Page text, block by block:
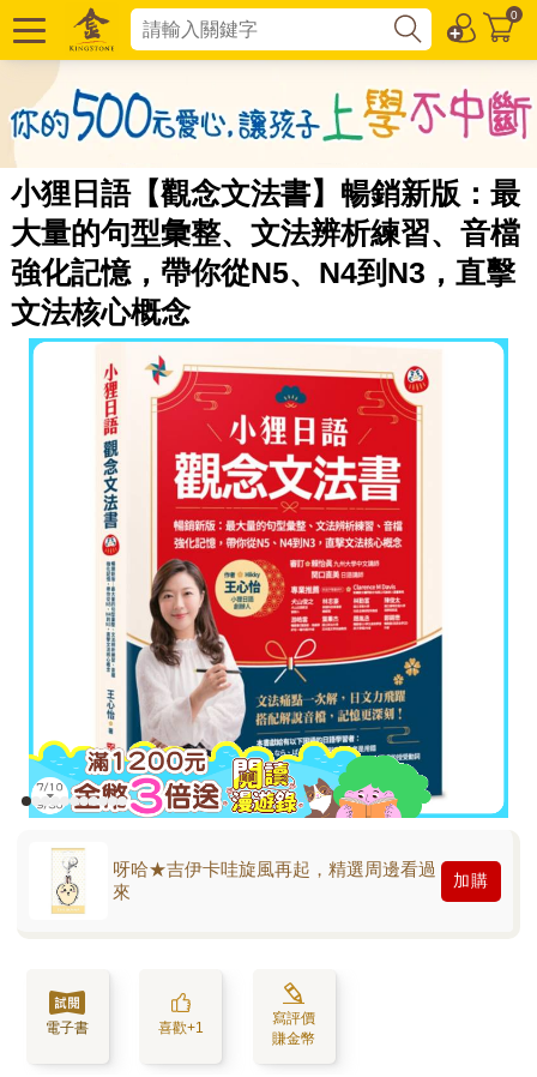
0
小狸日語【觀念文法書】暢銷新版：最
大量的句型彙整、文法辨析練習、音檔
強化記憶，帶你從N5、N4到N3，直擊
文法核心概念
呀哈★吉伊卡哇旋風再起，精選周邊看過
來
加購
電子書 喜歡+1
寫評價
賺金幣